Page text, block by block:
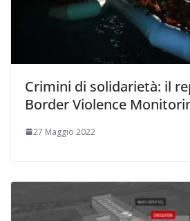
Crimini di solidarietà: il
Border Violence
27 Maggio 2022